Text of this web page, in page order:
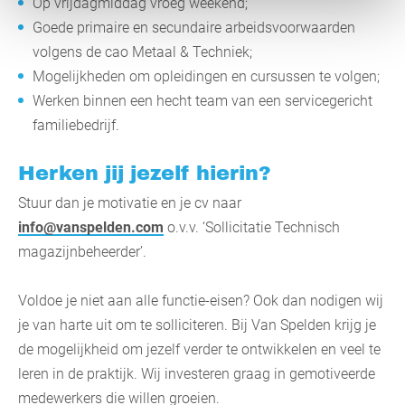
Goede primaire en secundaire arbeidsvoorwaarden
volgens de cao Metaal & Techniek;
Mogelijkheden om opleidingen en cursussen te volgen;
Werken binnen een hecht team van een servicegericht
familiebedrijf.
Herken jij jezelf hierin?
Stuur dan je motivatie en je cv naar
info@vanspelden.com o.v.v. ‘Sollicitatie Technisch
magazijnbeheerder’.
​Voldoe je niet aan alle functie-eisen? Ook dan nodigen wij
je van harte uit om te solliciteren. Bij Van Spelden krijg je
de mogelijkheid om jezelf verder te ontwikkelen en veel te
leren in de praktijk. Wij investeren graag in gemotiveerde
medewerkers die willen groeien.